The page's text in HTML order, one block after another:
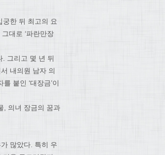
한 뒤 최고의 요
대로 ‘파란만장
그리고 몇 년 뒤
내의원 남자 의
붙인 ‘대장금’이
, 의녀 장금의 꿈과
많았다. 특히 우